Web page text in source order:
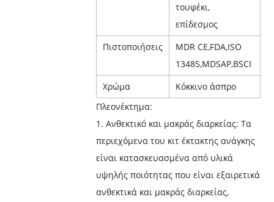
τουφέκι,
επίδεσμος
Πιστοποιήσεις
MDR CE,FDA,ISO
13485,MDSAP,BSCI
Χρώμα
Κόκκινο άσπρο
Πλεονέκτημα:
1. Ανθεκτικό και μακράς διαρκείας: Τα
περιεχόμενα του κιτ έκτακτης ανάγκης
είναι κατασκευασμένα από υλικά
υψηλής ποιότητας που είναι εξαιρετικά
ανθεκτικά και μακράς διαρκείας,